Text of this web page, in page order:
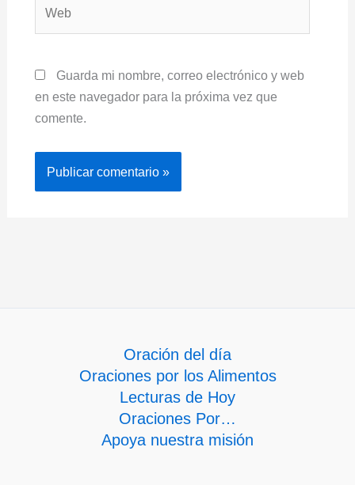
Guarda mi nombre, correo electrónico y web
en este navegador para la próxima vez que
comente.
Oración del día
Oraciones por los Alimentos
Lecturas de Hoy
Oraciones Por…
Apoya nuestra misión